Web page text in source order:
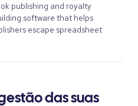
publishing and royalty
software that helps
escape spreadsheet
das suas